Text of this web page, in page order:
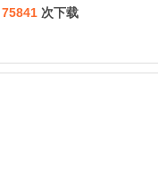
75841 次下载